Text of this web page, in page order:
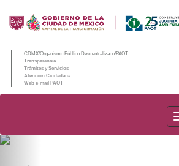
CDMX/Organismo Público Descentralizado/PAOT
Transparencia
Trámites y Servicios
Atención Ciudadana
Web e-mail PAOT